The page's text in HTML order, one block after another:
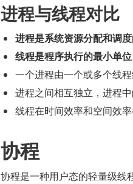
进程与线程对比
进程是系统资源分配和调
线程是程序执行的最小单位
一个进程由一个或多个线
进程之间相互独立，进程
线程在时间效率和空间效
协程
协程是一种用户态的轻量级线